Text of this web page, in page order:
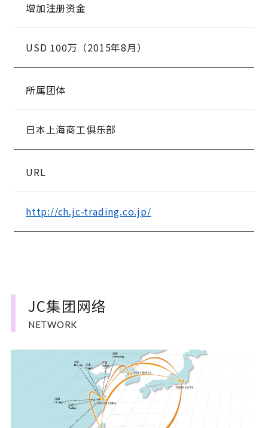
增加注册资金
USD 100万（2015年8月）
所属团体
日本上海商工俱乐部
URL
http://ch.jc-trading.co.jp/
JC集团网络
NETWORK